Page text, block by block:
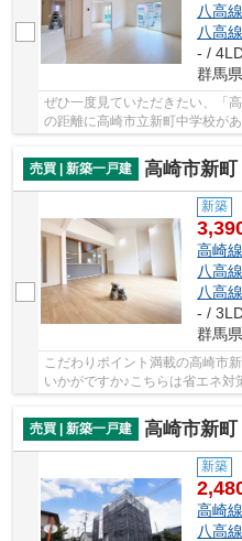
八高線
八高線
- /
群馬
ぜひ一度見ていただきたい、
の距離に高崎市立新町中学校が
売買 | 新築一戸建
高崎市新
新築
高崎線
八高線
八高線
- /
群馬
こだわりポイント満載の高崎
いかがですか♪こちらは省エネ対
惨事になりかねませんので地盤
売買 | 新築一戸建
高崎市新
新築
高崎線
八高線